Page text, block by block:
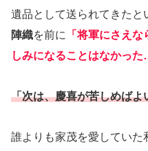
遺品として送られてきたと
陣織を前に
「将軍にさえ
しみになることはなかった
「次は、慶喜が苦しめば
誰よりも家茂を愛していた